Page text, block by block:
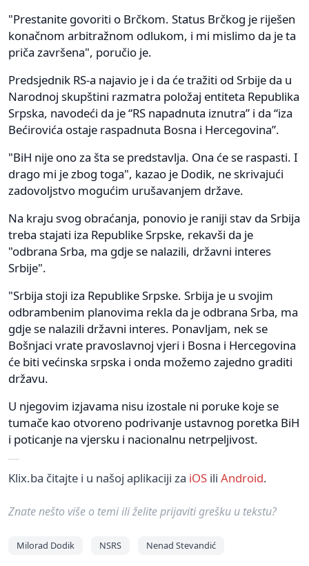
"Prestanite govoriti o Brčkom. Status Brčkog je riješen
konačnom arbitražnom odlukom, i mi mislimo da je ta
priča završena", poručio je.
Predsjednik RS-a najavio je i da će tražiti od Srbije da u
Narodnoj skupštini razmatra položaj entiteta Republika
Srpska, navodeći da je “RS napadnuta iznutra” i da “iza
Bećirovića ostaje raspadnuta Bosna i Hercegovina”.
"BiH nije ono za šta se predstavlja. Ona će se raspasti. I
drago mi je zbog toga", kazao je Dodik, ne skrivajući
zadovoljstvo mogućim urušavanjem države.
Na kraju svog obraćanja, ponovio je raniji stav da Srbija
treba stajati iza Republike Srpske, rekavši da je
"odbrana Srba, ma gdje se nalazili, državni interes
Srbije".
"Srbija stoji iza Republike Srpske. Srbija je u svojim
odbrambenim planovima rekla da je odbrana Srba, ma
gdje se nalazili državni interes. Ponavljam, nek se
Bošnjaci vrate pravoslavnoj vjeri i Bosna i Hercegovina
će biti većinska srpska i onda možemo zajedno graditi
državu.
U njegovim izjavama nisu izostale ni poruke koje se
tumače kao otvoreno podrivanje ustavnog poretka BiH
i poticanje na vjersku i nacionalnu netrpeljivost.
Klix.ba čitajte i u našoj aplikaciji za iOS ili Android.
Znate nešto više o temi ili želite prijaviti grešku u tekstu?
Milorad Dodik NSRS Nenad Stevandić